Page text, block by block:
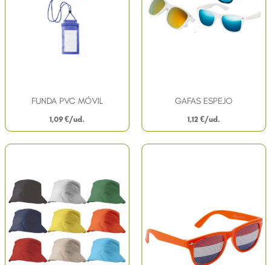
FUNDA PVC MÓVIL
1,09 €
GAFAS ESPEJO
1,12 €